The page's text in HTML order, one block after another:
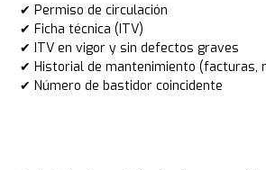
✔ Permiso de circulación
✔ Ficha técnica (ITV)
✔ ITV en vigor y sin defectos graves
✔ Historial de mantenimiento (facturas,
✔ Número de bastidor coincidente